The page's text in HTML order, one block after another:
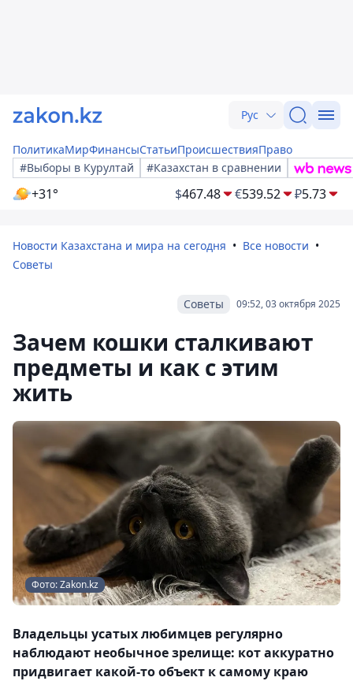
Рус
ПолитикаМирФинансыСтатьиПроисшествияПраво
#Выборы в Курултай
#Казахстан в сравнении
+31° $467.48 €539.52 ₽5.73
Новости Казахстана и мира на сегодня
Все новости
Советы
09:52, 03 октября 2025
Советы
Зачем кошки сталкивают
предметы и как с этим
жить
Фото: Zakon.kz
Владельцы усатых любимцев регулярно
наблюдают необычное зрелище: кот аккуратно
придвигает какой-то объект к самому краю